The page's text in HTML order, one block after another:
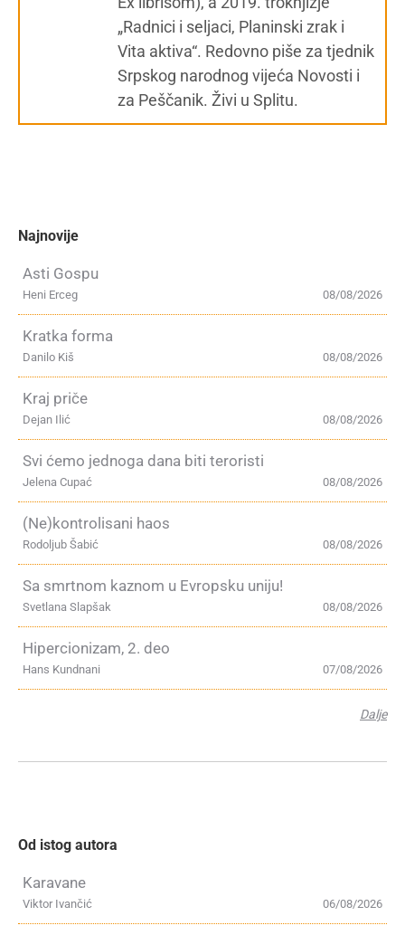
„Radnici i seljaci, Planinski zrak i
Vita aktiva“. Redovno piše za tjednik
Srpskog narodnog vijeća Novosti i
za Peščanik. Živi u Splitu.
Najnovije
Asti Gospu
08/08/2026
Heni Erceg
Kratka forma
08/08/2026
Danilo Kiš
Kraj priče
08/08/2026
Dejan Ilić
Svi ćemo jednoga dana biti teroristi
08/08/2026
Jelena Cupać
(Ne)kontrolisani haos
08/08/2026
Rodoljub Šabić
Sa smrtnom kaznom u Evropsku uniju!
08/08/2026
Svetlana Slapšak
Hipercionizam, 2. deo
07/08/2026
Hans Kundnani
Dalje
Od istog autora
Karavane
06/08/2026
Viktor Ivančić